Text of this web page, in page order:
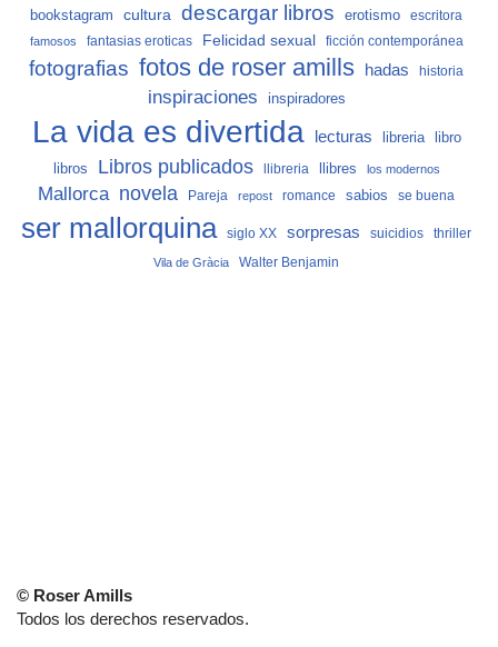
bookstagram cultura descargar libros erotismo escritora
famosos fantasias eroticas Felicidad sexual ficción contemporánea
fotografias fotos de roser amills hadas historia
inspiraciones inspiradores
La vida es divertida lecturas libreria
libro
libros
Libros publicados llibreria llibres los modernos
Mallorca novela Pareja repost romance sabios se buena
ser mallorquina siglo XX sorpresas suicidios thriller
Vila de Gràcia Walter Benjamin
© Roser Amills
Todos los derechos reservados.